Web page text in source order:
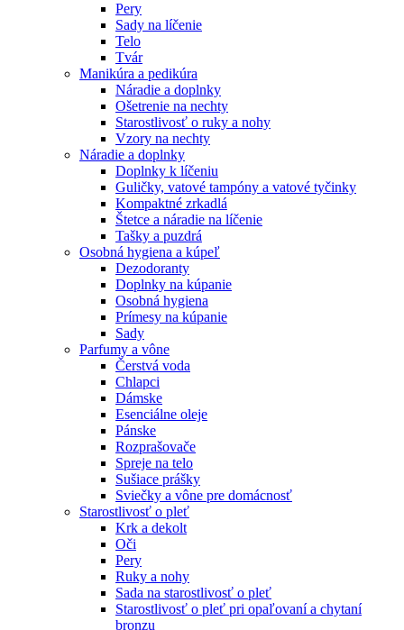
Pery
Sady na líčenie
Telo
Tvár
Manikúra a pedikúra
Náradie a doplnky
Ošetrenie na nechty
Starostlivosť o ruky a nohy
Vzory na nechty
Náradie a doplnky
Doplnky k líčeniu
Guličky, vatové tampóny a vatové tyčinky
Kompaktné zrkadlá
Štetce a náradie na líčenie
Tašky a puzdrá
Osobná hygiena a kúpeľ
Dezodoranty
Doplnky na kúpanie
Osobná hygiena
Prímesy na kúpanie
Sady
Parfumy a vône
Čerstvá voda
Chlapci
Dámske
Esenciálne oleje
Pánske
Rozprašovače
Spreje na telo
Sušiace prášky
Sviečky a vône pre domácnosť
Starostlivosť o pleť
Krk a dekolt
Oči
Pery
Ruky a nohy
Sada na starostlivosť o pleť
Starostlivosť o pleť pri opaľovaní a chytaní
bronzu